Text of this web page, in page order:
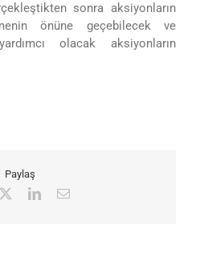
sonra aksiyonların
önüne geçebilecek ve
olacak aksiyonların
Paylaş
LinkedIn
E-